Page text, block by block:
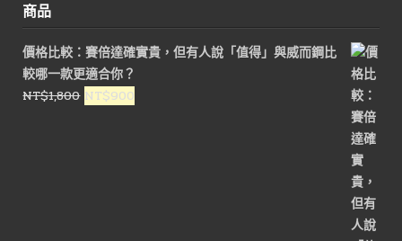
商品
價格比較：賽倍達確實貴，但有人說「值得」與威而鋼比
較哪一款更適合你？
NT$1,800 原
NT$900